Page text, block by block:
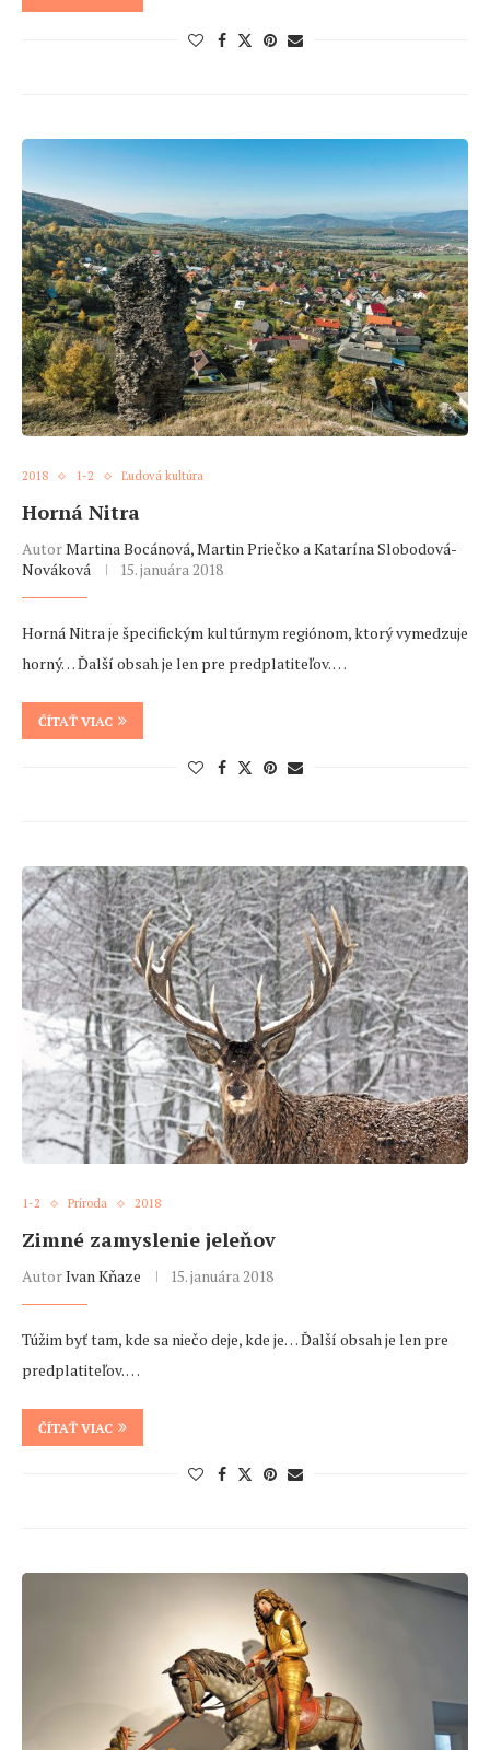
2018 1-2 Ľudová kultúra
Horná Nitra
AutorMartina Bocánová, Martin Priečko a Katarína Slobodová-
Nováková
15. januára 2018
Horná Nitra je špecifickým kultúrnym regiónom, ktorý vymedzuje
horný… Ďalší obsah je len pre predplatiteľov. …
ČÍTAŤ VIAC
1-2 Príroda 2018
Zimné zamyslenie jeleňov
AutorIvan Kňaze 15. januára 2018
Túžim byť tam, kde sa niečo deje, kde je… Ďalší obsah je len pre
predplatiteľov. …
ČÍTAŤ VIAC